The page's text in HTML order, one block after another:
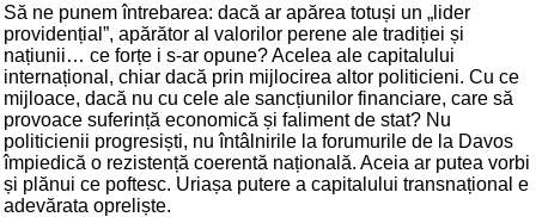
Să ne punem întrebarea: dacă ar apărea totuși un „lider
providențial”, apărător al valorilor perene ale tradiției și
națiunii… ce forțe i s-ar opune? Acelea ale capitalului
internațional, chiar dacă prin mijlocirea altor politicieni. Cu ce
mijloace, dacă nu cu cele ale sancțiunilor financiare, care să
provoace suferință economică și faliment de stat? Nu
politicienii progresiști, nu întâlnirile la forumurile de la Davos
împiedică o rezistență coerentă națională. Aceia ar putea vorbi
și plănui ce poftesc. Uriașa putere a capitalului transnațional e
adevărata opreliște.